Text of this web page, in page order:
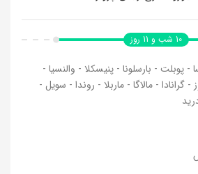
10 شب و 11 روز
- پوبلت - بارسلونا - پنیسکلا - والنسیا -
- گرانادا - مالاگا - ماربلا - روندا - سویل -